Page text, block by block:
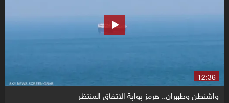
12:36
واشنطن وطهران.. هرمز بوابة الاتفاق المنتظر